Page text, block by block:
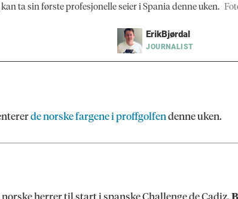
ta sin første profesjonelle seier i Spania denne uken.
ErikBjørdal
JOURNALIST
de norske fargene i proffgolfendenne uken.
herrer til start i spanske Challenge de Cadiz.